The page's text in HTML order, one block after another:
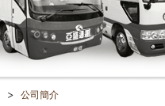
公司簡介